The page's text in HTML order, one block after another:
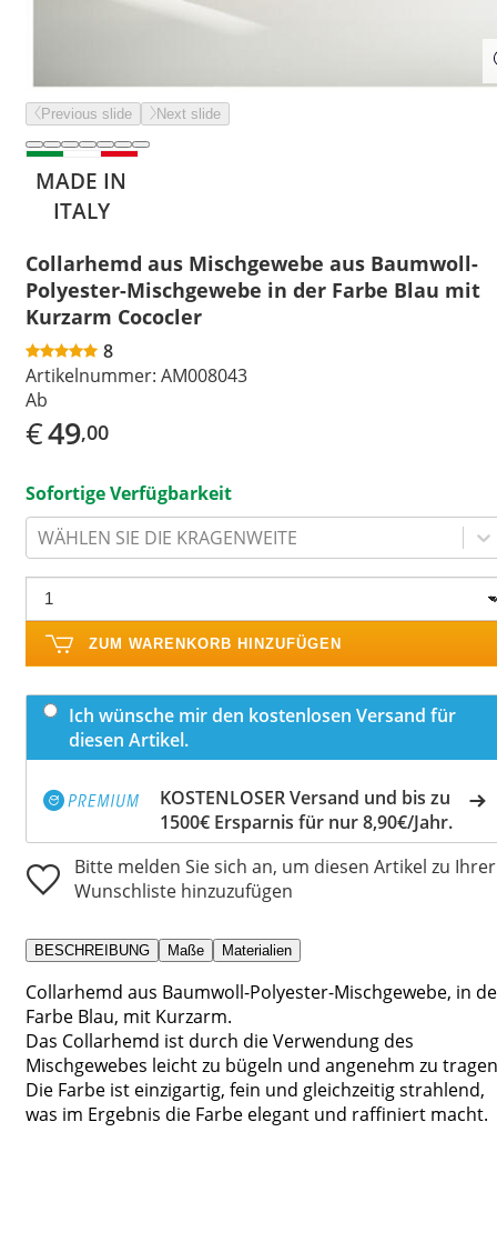
Previous slide Next slide
MADE IN
ITALY
Collarhemd aus Mischgewebe aus Baumwoll-
Polyester-Mischgewebe in der Farbe Blau mit
Kurzarm Cococler
8
Artikelnummer: AM008043
Ab
€49,00
Sofortige Verfügbarkeit
WÄHLEN SIE DIE KRAGENWEITE
ZUM WARENKORB HINZUFÜGEN
Ich wünsche mir den kostenlosen Versand für
diesen Artikel.
KOSTENLOSER Versand und bis zu
1500€ Ersparnis für nur 8,90€/Jahr.
Bitte melden Sie sich an, um diesen Artikel zu Ihrer
Wunschliste hinzuzufügen
BESCHREIBUNG Maße Materialien
Collarhemd aus Baumwoll-Polyester-Mischgewebe, in
Farbe Blau, mit Kurzarm.
Das Collarhemd ist durch die Verwendung des
Mischgewebes leicht zu bügeln und angenehm zu
Die Farbe ist einzigartig, fein und gleichzeitig strahlend,
was im Ergebnis die Farbe elegant und raffiniert macht.